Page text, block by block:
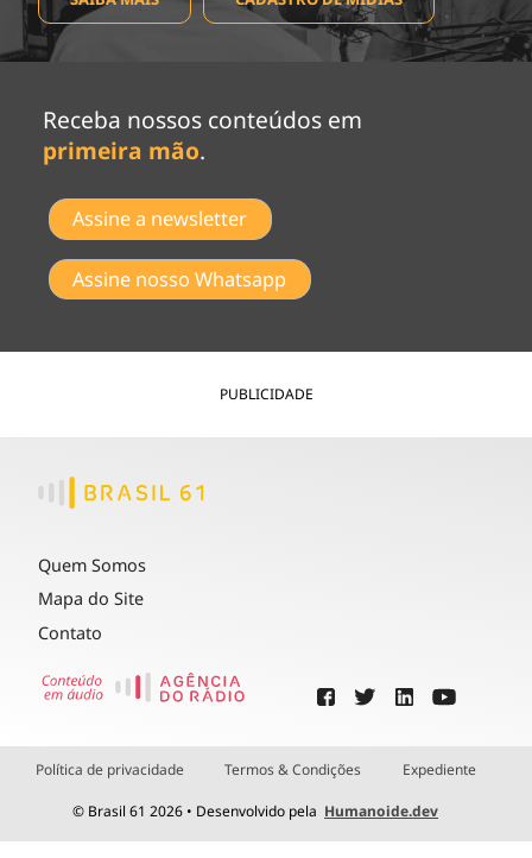
Receba nossos conteúdos em
primeira mão.
Assine a newsletter
Assine nosso Whatsapp
PUBLICIDADE
Quem Somos
Mapa do Site
Contato
Política de privacidade Termos & Condições Expediente
© Brasil 61 2026 • Desenvolvido pela Humanoide.dev